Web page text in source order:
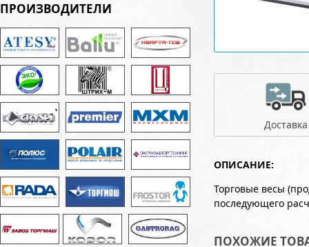
ПРОИЗВОДИТЕЛИ
Доставка
ОПИСАНИЕ:
Торговые весы
последующего
ПОХОЖИЕ